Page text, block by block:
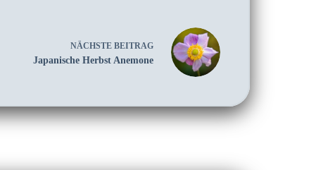
NÄCHSTEBEITRAG
Japanische Herbst Anemone